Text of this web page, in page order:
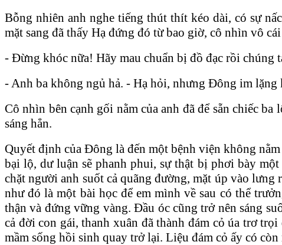
Bỗng nhiên anh nghe tiếng thút thít kéo dài, có sự
mặt sang đã thấy Hạ đứng đó từ bao giờ, cô nhìn vô
- Đừng khóc nữa! Hãy mau chuẩn bị đồ đạc rồi chúng
- Anh ba không ngủ hả. - Hạ hỏi, nhưng Đông im lặng
Cô nhìn bên cạnh gối nằm của anh đã để sẵn chiếc
sáng hẳn.
Quyết định của Đông là đến một bệnh viện không
bại lộ, dư luận sẽ phanh phui, sự thật bị phơi bày
chặt người anh suốt cả quãng đường, mặt úp vào
như đó là một bài học để em mình về sau có thể
thận và đứng vững vàng. Đầu óc cũng trở nên sáng
cả đời con gái, thanh xuân đã thành đám cỏ úa trơ
mầm sống hồi sinh quay trở lại. Liệu đám cỏ ấy có